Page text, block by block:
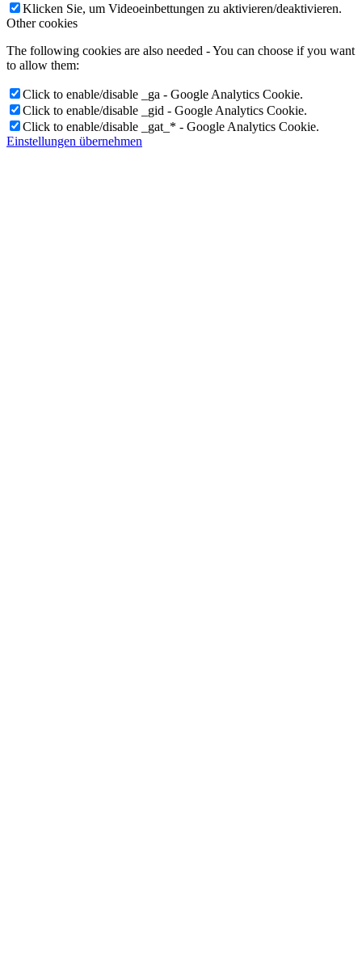
Klicken Sie, um Videoeinbettungen zu aktivieren/deaktivieren.
Other cookies
The following cookies are also needed - You can choose if you want
to allow them:
Click to enable/disable _ga - Google Analytics Cookie.
Click to enable/disable _gid - Google Analytics Cookie.
Click to enable/disable _gat_* - Google Analytics Cookie.
Einstellungen übernehmen